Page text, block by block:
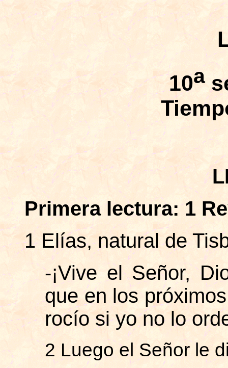
10a
Primera lectura: 1
1 Elías, natural de
-¡Vive el Señor,
que en los
rocío si yo no lo
2 Luego el Señor le